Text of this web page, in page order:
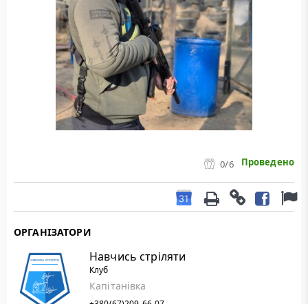
0/6 Проведено
ОРГАНІЗАТОРИ
Навчись стріляти
Клуб
Капітанівка